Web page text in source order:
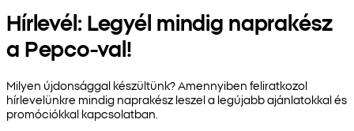
Hírlevél: Legyél mindig naprakész
a Pepco-val!
Milyen újdonsággal készültünk? Amennyiben feliratkozol
hírlevelünkre mindig naprakész leszel a legújabb ajánlatokkal és
promóciókkal kapcsolatban.